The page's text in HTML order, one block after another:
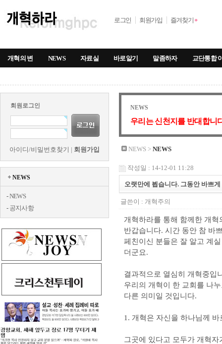
로그인 회원가입 즐겨찾기+
개혁의 변 NEWS 자료실 바로알기 말좀하자 교단통합
회원로그인
아이디/비밀번호찾기 | 회원가입
NEWS
-NEWS
- 공지사항
NEWS
우리는 신천지를 반대합니
NEWS > NEWS
작성일 : 14-12-01 11:28
오랫만에 뵙습니다. 그동안 바쁘
글쓴이 : 개혁주의
개혁하라를 통해 함께한 개
반갑습니다. 시간 동안 참 바
페친이신 분들은 잘 알고 계
더군요.
결과적으로 열심히 개혁중입
우리의 개혁이 한 교회를 나
다른 의미일 것입니다.
1. 개혁은 자신을 하나님께
그곳에 있다고 모두가 개혁